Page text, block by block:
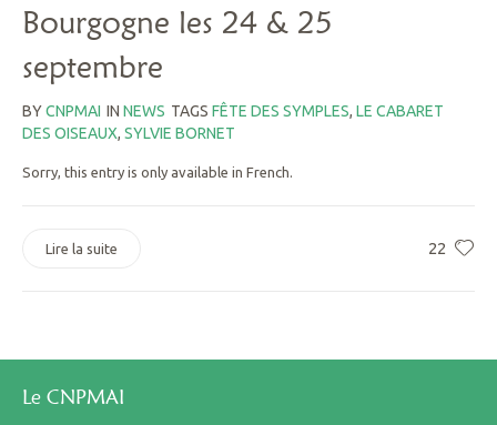
Bourgogne les 24 & 25
septembre
BYCNPMAI IN NEWS TAGS FÊTE DES SYMPLES, LE CABARET
DES OISEAUX, SYLVIE BORNET
Sorry, this entry is only available in French.
22
Lire la suite
Le CNPMAI